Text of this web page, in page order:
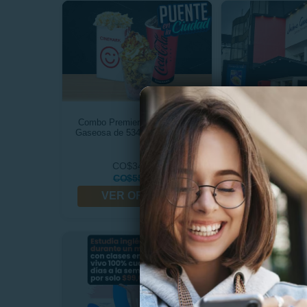
Combo Premier 1: Pop Icee +
Gaseosa de 534 ml. + Crispeta
CO$34.990
CO$55.700
VER OFERTA
Cena Romántica
Jaime
VER